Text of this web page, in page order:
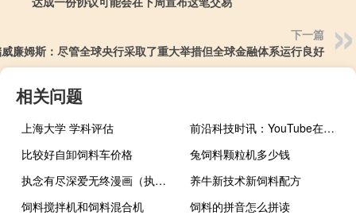
下一篇
廉姆斯：尽管全球央行采取了重大举措但全球金融体系运行良好
相关问题
上海大学 学科评估
前沿科技时讯：YouTube在移动应用上发布可跳过的广告
比较好自卸饲料车价格
兔饲料颗粒机多少钱
执念有尽深爱无终漫画（执念有尽深爱无终）
养牛新技术新饲料配方
饲料搅拌机和饲料混合机
饲料的拼音怎么拼读